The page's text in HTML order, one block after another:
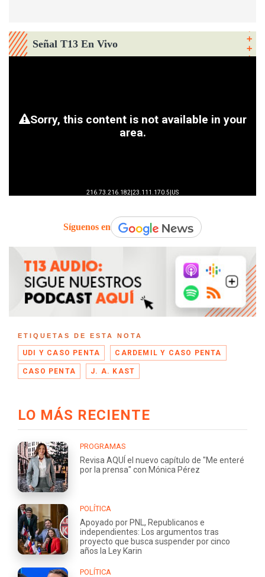
Señal T13 En Vivo
Síguenos en
ETIQUETAS DE ESTA NOTA
UDI Y CASO PENTA CARDEMIL Y CASO PENTA
CASO PENTA J. A. KAST
LO MÁS RECIENTE
PROGRAMAS
Revisa AQUÍ el nuevo capítulo de "Me enteré
por la prensa" con Mónica Pérez
POLÍTICA
Apoyado por PNL, Republicanos e
independientes: Los argumentos tras
proyecto que busca suspender por cinco
años la Ley Karin
POLÍTICA